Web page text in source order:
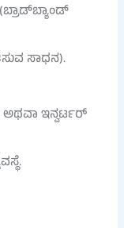
ಸಾಧನ).
ಅಥವಾ ಇನ್ವರ್ಟರ್